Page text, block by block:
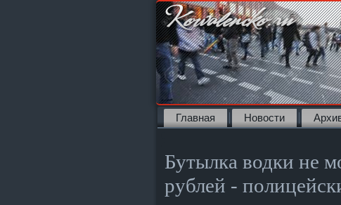
Главная Новости
Бутылка водки не
рублей -